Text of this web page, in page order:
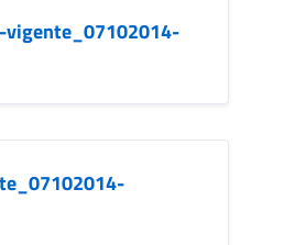
vigente_07102014-